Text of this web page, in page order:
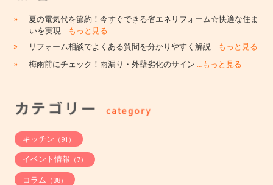
»
夏の電気代を節約！今すぐできる省エネリフォーム☆快適な住ま
いを実現 …もっと見る
» リフォーム相談でよくある質問を分かりやすく解説 …もっと見る
» 梅雨前にチェック！雨漏り・外壁劣化のサイン …もっと見る
キッチン （91）
イベント情報 （7）
コラム （38）